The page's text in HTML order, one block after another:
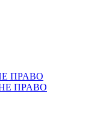
ПРАВО
ПРАВО